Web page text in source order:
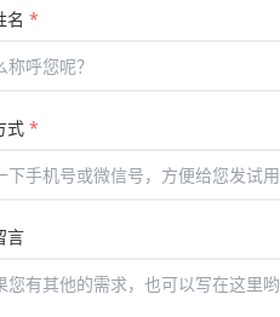
人员设置题库信息和考试
名 *
式 *
言